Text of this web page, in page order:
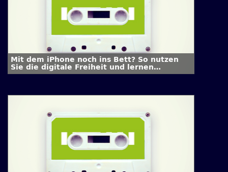
Mit dem iPhone noch ins Bett? So nutzen
Sie die digitale Freiheit und lernen
abzuschalten